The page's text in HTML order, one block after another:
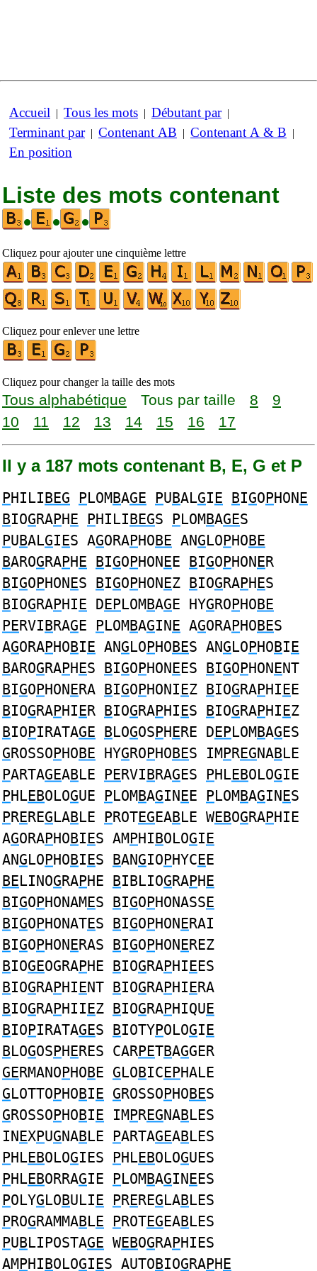
Accueil | Tous les mots | Débutant par|
Terminant par| Contenant AB | Contenant A & B |
En position
Liste des mots contenant
•
• •
Cliquez pour ajouter une cinquième lettre
Cliquez pour enlever une lettre
Cliquez pour changer la taille des mots
Tous alphabétique Tous par taille 8
9
10
11 12 13 14 15 16 17
Il y a 187 mots contenant B, E, G et P
PHILIBEG PLOMBAGE PUBALGIE BIGOPHONE
BIOGRAPHE PHILIBEGS PLOMBAGES
PUBALGIES AGORAPHOBE ANGLOPHOBE
BAROGRAPHE BIGOPHONEE BIGOPHONER
BIGOPHONES BIGOPHONEZ BIOGRAPHES
BIOGRAPHIE DEPLOMBAGE HYGROPHOBE
PERVIBRAGE PLOMBAGINE AGORAPHOBES
AGORAPHOBIE ANGLOPHOBES ANGLOPHOBIE
BAROGRAPHES BIGOPHONEES BIGOPHONENT
BIGOPHONERA BIGOPHONIEZ BIOGRAPHIEE
BIOGRAPHIER BIOGRAPHIES BIOGRAPHIEZ
BIOPIRATAGE BLOGOSPHERE DEPLOMBAGES
GROSSOPHOBE HYGROPHOBES IMPREGNABLE
PARTAGEABLE PERVIBRAGES PHLEBOLOGIE
PHLEBOLOGUE PLOMBAGINEE PLOMBAGINES
PREREGLABLE PROTEGEABLE WEBOGRAPHIE
AGORAPHOBIES AMPHIBOLOGIE
ANGLOPHOBIES BANGIOPHYCEE
BELINOGRAPHE BIBLIOGRAPHE
BIGOPHONAMES BIGOPHONASSE
BIGOPHONATES BIGOPHONERAI
BIGOPHONERAS BIGOPHONEREZ
BIOGEOGRAPHE BIOGRAPHIEES
BIOGRAPHIENT BIOGRAPHIERA
BIOGRAPHIIEZ BIOGRAPHIQUE
BIOPIRATAGES BIOTYPOLOGIE
BLOGOSPHERES CARPETBAGGER
GERMANOPHOBE GLOBICEPHALE
GLOTTOPHOBIE GROSSOPHOBES
GROSSOPHOBIE IMPREGNABLES
INEXPUGNABLE PARTAGEABLES
PHLEBOLOGIES PHLEBOLOGUES
PHLEBORRAGIE PLOMBAGINEES
POLYGLOBULIE PREREGLABLES
PROGRAMMABLE PROTEGEABLES
PUBLIPOSTAGE WEBOGRAPHIES
AMPHIBOLOGIES AUTOBIOGRAPHE